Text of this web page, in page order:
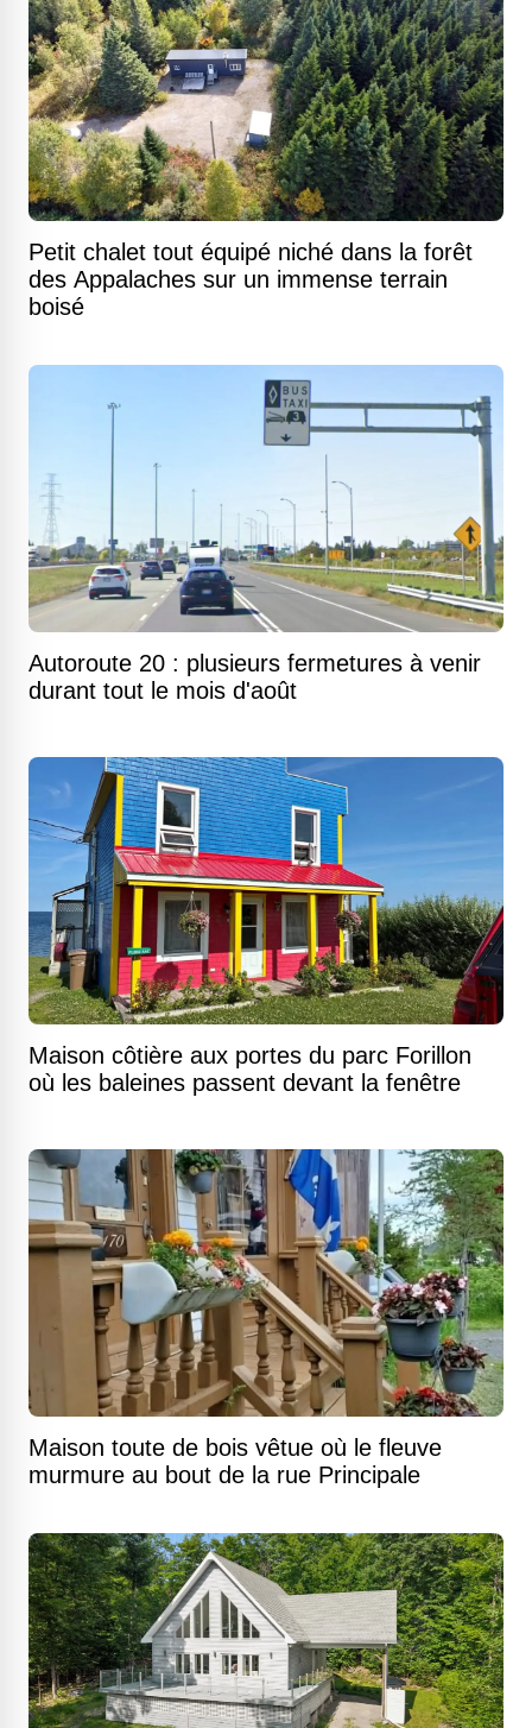
Petit chalet tout équipé niché dans la forêt
des Appalaches sur un immense terrain
boisé
Autoroute 20 : plusieurs fermetures à venir
durant tout le mois d'août
Maison côtière aux portes du parc Forillon
où les baleines passent devant la fenêtre
Maison toute de bois vêtue où le fleuve
murmure au bout de la rue Principale